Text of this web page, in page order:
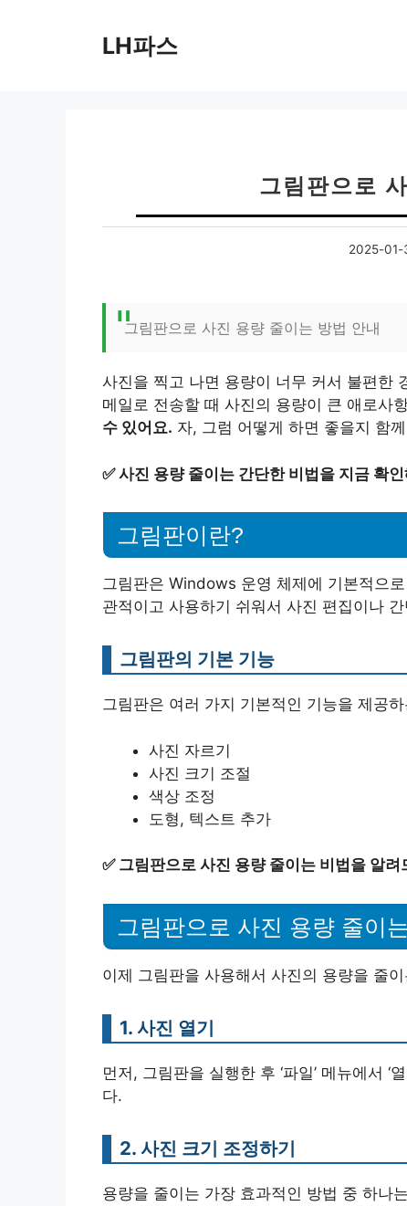
LH파스
그림판으로
2025-01-
그림판으로 사진 용량 줄이는 방법 안내
사진을 찍고 나면 용량이 너무 커서 불편한
메일로 전송할 때 사진의 용량이 큰 애로사
수 있어요. 자, 그럼 어떻게 하면 좋을지 함
✅사진 용량 줄이는 간단한 비법을 지금 확
그림판이란?
그림판은 Windows 운영 체제에 기본적으
관적이고 사용하기 쉬워서 사진 편집이나
그림판의 기본 기능
그림판은 여러 가지 기본적인 기능을 제공
사진 자르기
사진 크기 조절
색상 조정
도형, 텍스트 추가
✅ 그림판으로 사진 용량 줄이는 비법을 알려
그림판으로 사진 용량 줄이
이제 그림판을 사용해서 사진의 용량을 줄
1. 사진 열기
먼저, 그림판을 실행한 후 ‘파일’ 메뉴에서
다.
2. 사진 크기 조정하기
용량을 줄이는 가장 효과적인 방법 중 하나